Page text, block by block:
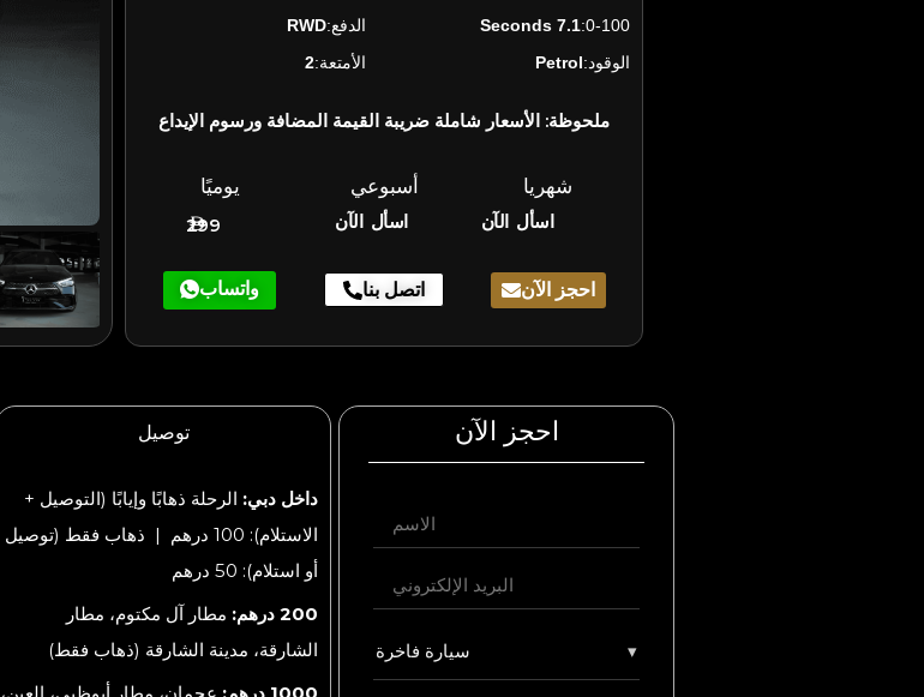
0-100:
7.1 Seconds الدفع:RWD
الوقود:Petrol الأمتعة:2
ملحوظة: الأسعار شاملة ضريبة القيمة المضافة ورسوم الإيداع
يوميًا أسبوعي شهريا
299 اسأل الآن اسأل الآن
واتساب اتصل بنا احجز الآن
توصيل
داخل دبي: الرحلة ذهابًا وإيابًا (التوصيل +
الاستلام): 100 درهم | ذهاب فقط (توصيل
أو استلام): 50 درهم
200 درهم:
مطار آل مكتوم، مطار
الشارقة، مدينة الشارقة (ذهاب فقط)
احجز الآن
سيارة فاخرة ▾